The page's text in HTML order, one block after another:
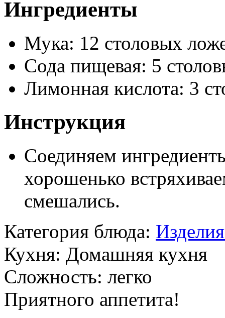
Ингредиенты
Мука: 12 столовых
Сода пищевая: 5
Лимонная кислота: 3
Инструкция
Соединяем
хорошенько
смешались.
Категория блюда:
Кухня: Домашняя кухня
Сложность: легко
Приятного аппетита!